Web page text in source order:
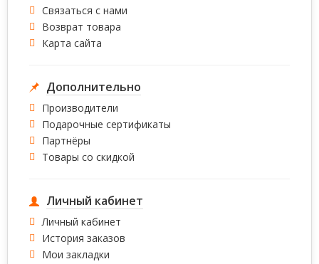
Связаться с нами
Возврат товара
Карта сайта
Дополнительно
Производители
Подарочные сертификаты
Партнёры
Товары со скидкой
Личный кабинет
Личный кабинет
История заказов
Мои закладки